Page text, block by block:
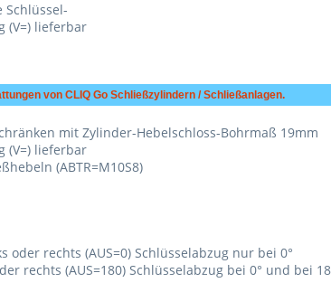
Schlüssel-
(V=) lieferbar
von CLIQ Go Schließzylindern / Schließanlagen.
mit Zylinder-Hebelschloss-Bohrmaß 19mm
(V=) lieferbar
(ABTR=M10S8)
rechts (AUS=0) Schlüsselabzug nur bei 0°
rechts (AUS=180) Schlüsselabzug bei 0° und bei